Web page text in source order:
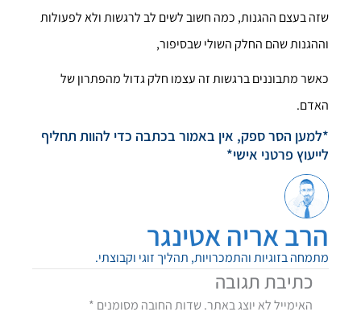
שזה בעצם ההגנות, כמה חשוב לשים לב לרגשות ולא לפעולות
וההגנות שהם החלק השולי שבסיפור,
כאשר מתבוננים ברגשות זה עצמו חלק גדול מהפתרון של
האדם.
*למען הסר ספק, אין באמור בכתבה כדי להוות תחליף
לייעוץ פרטני אישי*
הרב אריה אטינגר
מתמחה בזוגיות והתמכרויות, תהליך זוגי וקבוצתי.
כתיבת תגובה
האימייל לא יוצג באתר.שדות החובה מסומנים *